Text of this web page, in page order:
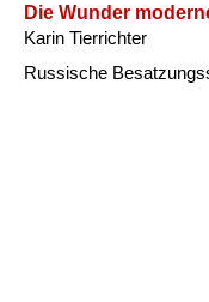
Die Wunder
Karin Tierrichter
Russische